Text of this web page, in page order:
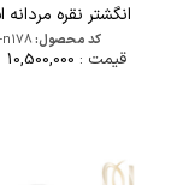
انگشتر نقره
کد محصول:
قیمت : 10,500,000